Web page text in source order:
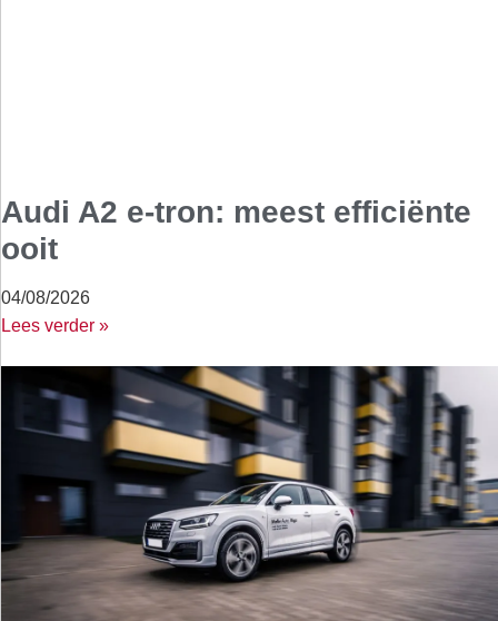
Audi A2 e-tron: meest efficiënte
ooit
04/08/2026
Lees verder »